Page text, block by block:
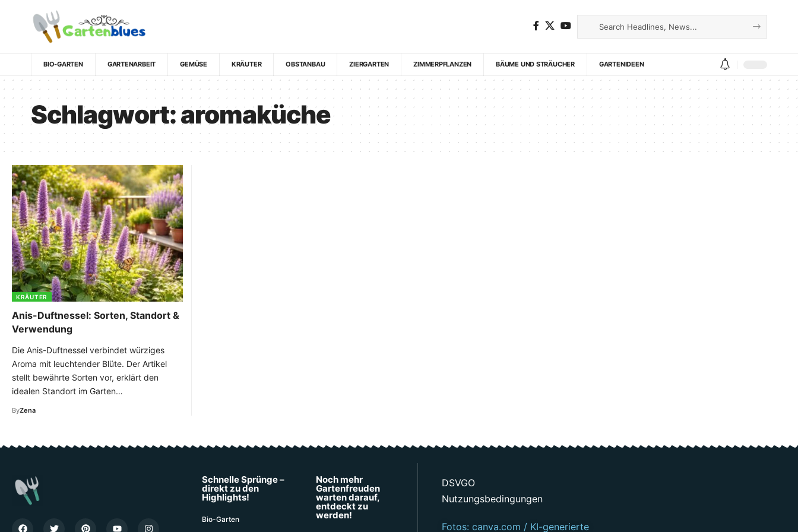
BIO-GARTEN GARTENARBEIT GEMÜSE KRÄUTER OBSTANBAU ZIERGARTEN ZIMMERPFLANZEN BÄUME UND STRÄUCHER GARTENIDEEN
Schlagwort:aromaküche
KRÄUTER
Anis-Duftnessel: Sorten, Standort &
Verwendung
Die Anis-Duftnessel verbindet würziges
Aroma mit leuchtender Blüte. Der Artikel
stellt bewährte Sorten vor, erklärt den
idealen Standort im Garten…
ByZena
Schnelle Sprünge –
direkt zu den
Highlights!
Bio-Garten
Noch mehr
Gartenfreuden
warten darauf,
entdeckt zu
werden!
DSVGO
Nutzungsbedingungen
Fotos: canva.com / KI-generierte